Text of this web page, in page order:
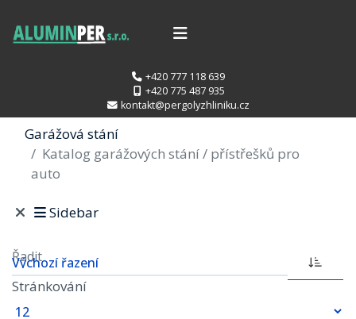
+420 777 118 639
+420 775 487 935
kontakt@pergolyzhliniku.cz
Garážová stání
Katalog garážových stání / přístřešků pro
auto
Sidebar
Řadit
Stránkování